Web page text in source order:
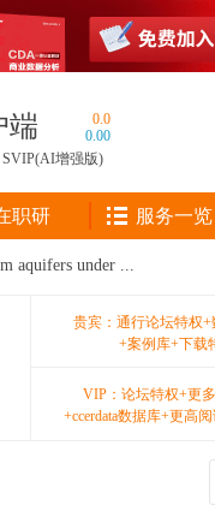
端
0.0
0.00
SVIP(AI增强版)
职研 服务一览
aquifers under ...
贵宾：通行论坛特权+
+案例库+下载
VIP：论坛特权+更
+ccerdata数据库+更高